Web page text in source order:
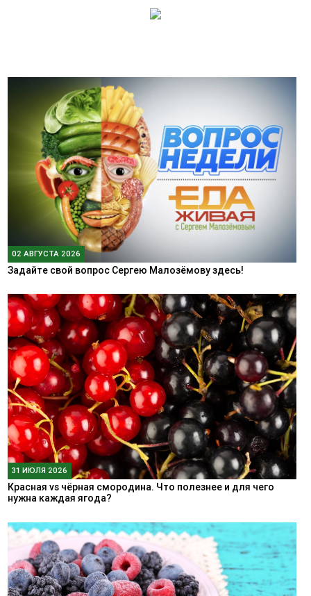
02 АВГУСТА 2026
Задайте свой вопрос Сергею Малозёмову здесь!
31 ИЮЛЯ 2026
Красная vs чёрная смородина. Что полезнее и для чего
нужна каждая ягода?